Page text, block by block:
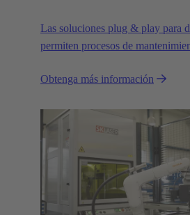
Las soluciones plug & play para
permiten procesos de
escalabilidad, por ejemplo, para
Obtenga más información